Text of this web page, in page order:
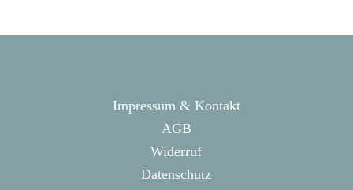
Impressum & Kontakt
AGB
Widerruf
Datenschutz